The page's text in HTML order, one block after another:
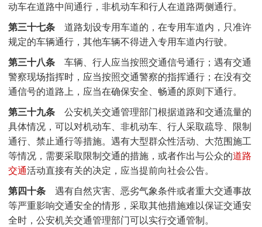
动车在道路中间通行，非机动车和行人在道路两侧通行。
第三十七条道路划设专用车道的，在专用车道内，只准许
规定的车辆通行，其他车辆不得进入专用车道内行驶。
第三十八条车辆、行人应当按照交通信号通行；遇有交通
警察现场指挥时，应当按照交通警察的指挥通行；在没有交
通信号的道路上，应当在确保安全、畅通的原则下通行。
第三十九条公安机关交通管理部门根据道路和交通流量的
具体情况，可以对机动车、非机动车、行人采取疏导、限制
通行、禁止通行等措施。遇有大型群众性活动、大范围施工
等情况，需要采取限制交通的措施，或者作出与公众的道路
交通活动直接有关的决定，应当提前向社会公告。
第四十条遇有自然灾害、恶劣气象条件或者重大交通事故
等严重影响交通安全的情形，采取其他措施难以保证交通安
全时，公安机关交通管理部门可以实行交通管制。